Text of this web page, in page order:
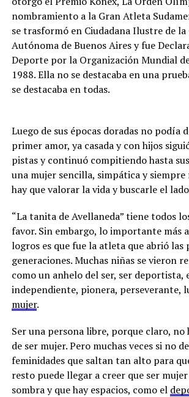
nombramiento a la Gran Atleta
se trasformó en Ciudadana Ilustre de la
Autónoma de Buenos Aires y fue
Deporte por la Organización Mundial
1988. Ella no se destacaba en una
se destacaba en todas.
Luego de sus épocas doradas no podía
primer amor, ya casada y con hijos
pistas y continuó compitiendo hasta
una mujer sencilla, simpática y siempre
hay que valorar la vida y buscarle el
“La tanita de Avellaneda” tiene todos
favor. Sin embargo, lo importante más
logros es que fue la atleta que abrió las
generaciones. Muchas niñas se vieron
como un anhelo del ser, ser deportista,
independiente, pionera, perseverante,
mujer.
Ser una persona libre, porque claro, no
de ser mujer. Pero muchas veces si no
feminidades que saltan tan alto para
resto puede llegar a creer que ser
sombra y que hay espacios, como el